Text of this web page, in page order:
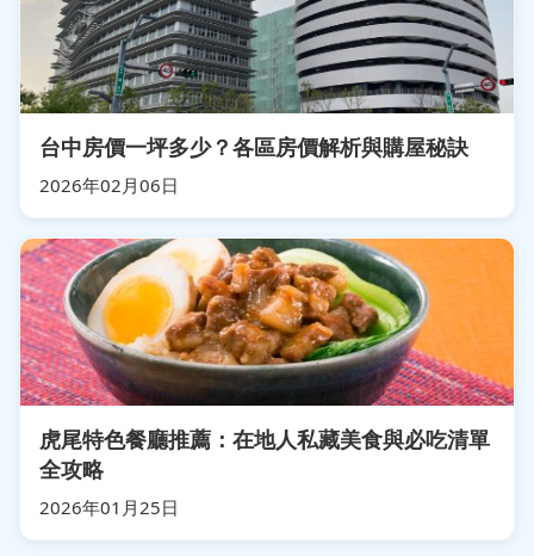
台中房價一坪多少？各區房價解析與購屋秘訣
2026年02月06日
虎尾特色餐廳推薦：在地人私藏美食與必吃清單
全攻略
2026年01月25日